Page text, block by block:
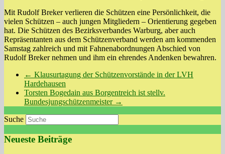
Mit Rudolf Breker verlieren die Schützen eine Persönlichkeit, die
vielen Schützen – auch jungen Mitgliedern – Orientierung gegeben
hat. Die Schützen des Bezirksverbandes Warburg, aber auch
Repräsentanten aus dem Schützenverband werden am kommenden
Samstag zahlreich und mit Fahnenabordnungen Abschied von
Rudolf Breker nehmen und ihm ein ehrendes Andenken bewahren.
← Klausurtagung der Schützenvorstände in der LVH
Hardehausen
Torsten Bogedain aus Borgentreich ist stellv.
Bundesjungschützenmeister →
Suche
Neueste Beiträge